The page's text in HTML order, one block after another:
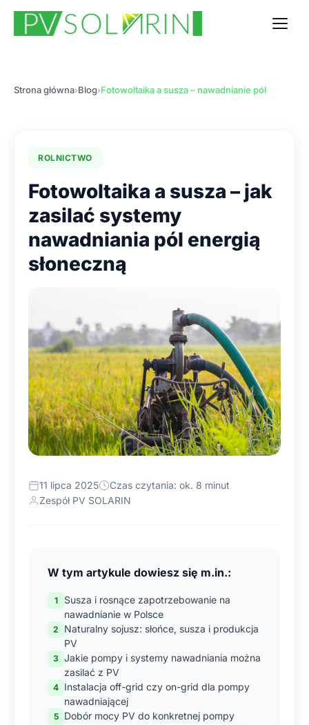
Strona główna›Blog›Fotowoltaika a susza – nawadnianie pól
ROLNICTWO
Fotowoltaika a susza – jak
zasilać systemy
nawadniania pól energią
słoneczną
11 lipca 2025
Czas czytania: ok. 8 minut
Zespół PV SOLARIN
W tym artykule dowiesz się m.in.:
Susza i rosnące zapotrzebowanie na
nawadnianie w Polsce
Naturalny sojusz: słońce, susza i produkcja
PV
Jakie pompy i systemy nawadniania można
zasilać z PV
Instalacja off-grid czy on-grid dla pompy
nawadniającej
Dobór mocy PV do konkretnej pompy